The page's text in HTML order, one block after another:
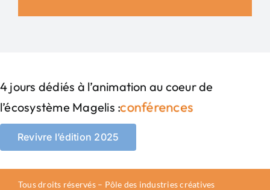
4 jours dédiés à l’animation au coeur de
l’écosystème Magelis :
Revivre l’édition 2025
Tous droits réservés – Pôle des industries créatives